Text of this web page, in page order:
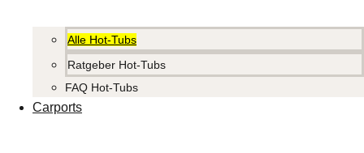
Alle Hot-Tubs
Ratgeber Hot-Tubs
FAQ Hot-Tubs
Carports